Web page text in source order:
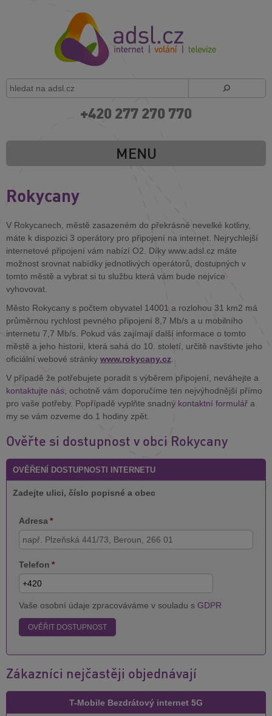
+420 277 270 770
MENU
Rokycany
V Rokycanech, městě zasazeném do překrásné nevelké kotliny,
máte k dispozici 3 operátory pro připojení na internet. Nejrychlejší
internetové připojení vám nabízí O2. Díky www.adsl.cz máte
možnost srovnat nabídky jednotlivých operátorů, dostupných v
tomto městě a vybrat si tu službu která vám bude nejvíce
vyhovovat.
Město Rokycany s počtem obyvatel 14001 a rozlohou 31 km2 má
průměrnou rychlost pevného připojení 8,7 Mb/s a u mobilního
internetu 7,7 Mb/s. Pokud vás zajímají další informace o tomto
městě a jeho historii, která sahá do 10. století, určitě navštivte jeho
oficiální webové stránky www.rokycany.cz
V případě že potřebujete poradit s výběrem připojení, neváhejte a
kontaktujte nás , ochotně vám doporučíme ten nejvýhodnější přímo
pro vaše potřeby. Popřípadě vyplňte snadný kontaktní formulář a
my se vám ozveme do 1 hodiny zpět.
Ověřte si dostupnost v obci Rokycany
OVĚŘENÍ DOSTUPNOSTI INTERNETU
Zadejte ulici, číslo popisné a obec
Adresa *
Telefon *
Vaše osobní údaje zpracováváme v souladu s GDPR
OVĚŘIT DOSTUPNOST
Zákazníci nejčastěji objednávají
T-Mobile Bezdrátový internet 5G